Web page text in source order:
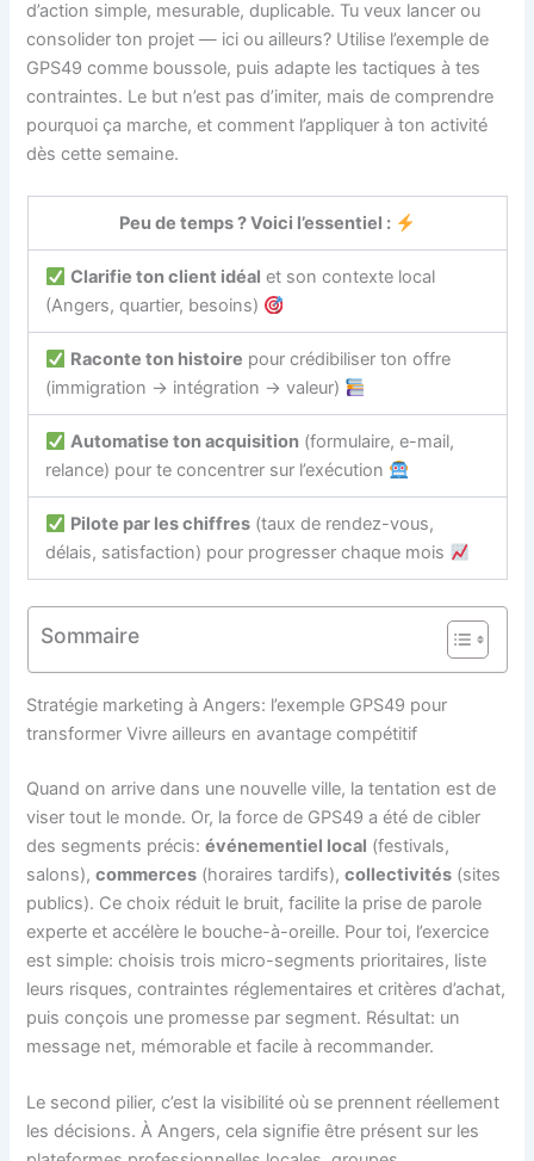
d’action simple, mesurable, duplicable. Tu veux lancer ou
consolider ton projet — ici ou ailleurs? Utilise l’exemple de
GPS49 comme boussole, puis adapte les tactiques à tes
contraintes. Le but n’est pas d’imiter, mais de comprendre
pourquoi ça marche, et comment l’appliquer à ton activité
dès cette semaine.
Peu de temps ? Voici l’essentiel :
Clarifie ton client idéal et son contexte local
(Angers, quartier, besoins)
Raconte ton histoire pour crédibiliser ton offre
(immigration → intégration → valeur)
Automatise ton acquisition(formulaire, e-mail,
relance) pour te concentrer sur l’exécution
Pilote par les chiffres(taux de rendez-vous,
délais, satisfaction) pour progresser chaque mois
Sommaire
Stratégie marketing à Angers: l’exemple GPS49 pour
transformer Vivre ailleurs en avantage compétitif
Quand on arrive dans une nouvelle ville, la tentation est de
viser tout le monde. Or, la force de GPS49 a été de cibler
des segments précis:événementiel local (festivals,
salons),commerces (horaires tardifs),collectivités (sites
publics). Ce choix réduit le bruit, facilite la prise de parole
experte et accélère le bouche-à-oreille. Pour toi, l’exercice
est simple: choisis trois micro-segments prioritaires, liste
leurs risques, contraintes réglementaires et critères d’achat,
puis conçois une promesse par segment. Résultat: un
message net, mémorable et facile à recommander.
Le second pilier, c’est la visibilité où se prennent réellement
les décisions. À Angers, cela signifie être présent sur les